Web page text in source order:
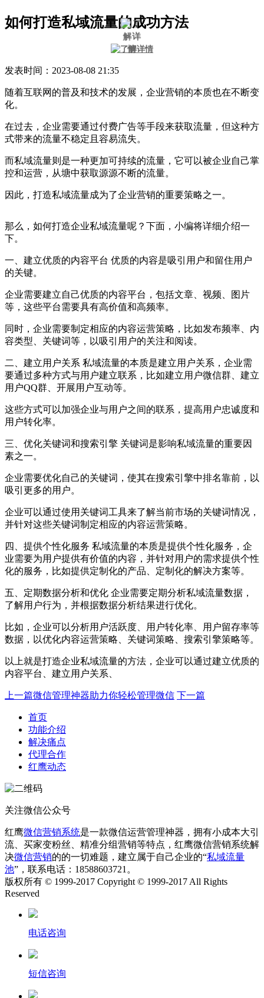
如何打造私域流量的成功方法
发表时间：2023-08-08 21:35
随着互联网的普及和技术的发展，企业营销的本质也在不断变
化。
在过去，企业需要通过付费广告等手段来获取流量，但这种方
式带来的流量不稳定且容易流失。
而私域流量则是一种更加可持续的流量，它可以被企业自己掌
控和运营，从塘中获取源源不断的流量。
因此，打造私域流量成为了企业营销的重要策略之一。
那么，如何打造企业私域流量呢？下面，小编将详细介绍一
下。
一、建立优质的内容平台 优质的内容是吸引用户和留住用户
的关键。
企业需要建立自己优质的内容平台，包括文章、视频、图片
等，这些平台需要具有高价值和高频率。
同时，企业需要制定相应的内容运营策略，比如发布频率、内
容类型、关键词等，以吸引用户的关注和阅读。
二、建立用户关系 私域流量的本质是建立用户关系，企业需
要通过多种方式与用户建立联系，比如建立用户微信群、建立
用户QQ群、开展用户互动等。
这些方式可以加强企业与用户之间的联系，提高用户忠诚度和
用户转化率。
三、优化关键词和搜索引擎 关键词是影响私域流量的重要因
素之一。
企业需要优化自己的关键词，使其在搜索引擎中排名靠前，以
吸引更多的用户。
企业可以通过使用关键词工具来了解当前市场的关键词情况，
并针对这些关键词制定相应的内容运营策略。
四、提供个性化服务 私域流量的本质是提供个性化服务，企
业需要为用户提供有价值的内容，并针对用户的需求提供个性
化的服务，比如提供定制化的产品、定制化的解决方案等。
五、定期数据分析和优化 企业需要定期分析私域流量数据，
了解用户行为，并根据数据分析结果进行优化。
比如，企业可以分析用户活跃度、用户转化率、用户留存率等
数据，以优化内容运营策略、关键词策略、搜索引擎策略等。
以上就是打造企业私域流量的方法，企业可以通过建立优质的
内容平台、建立用户关系、
上一篇微信管理神器助力你轻松管理微信 下一篇
首页
功能介绍
解决痛点
代理合作
红鹰动态
关注微信公众号
红鹰微信营销系统是一款微信运营管理神器，拥有小成本大引
流、买家变粉丝、精准分组营销等特点，红鹰微信营销系统解
决微信营销的的一切难题，建立属于自己企业的“私域流量
池”，联系电话：18588603721。
版权所有 © 1999-2017 Copyright © 1999-2017 All Rights
Reserved
电话咨询
短信咨询